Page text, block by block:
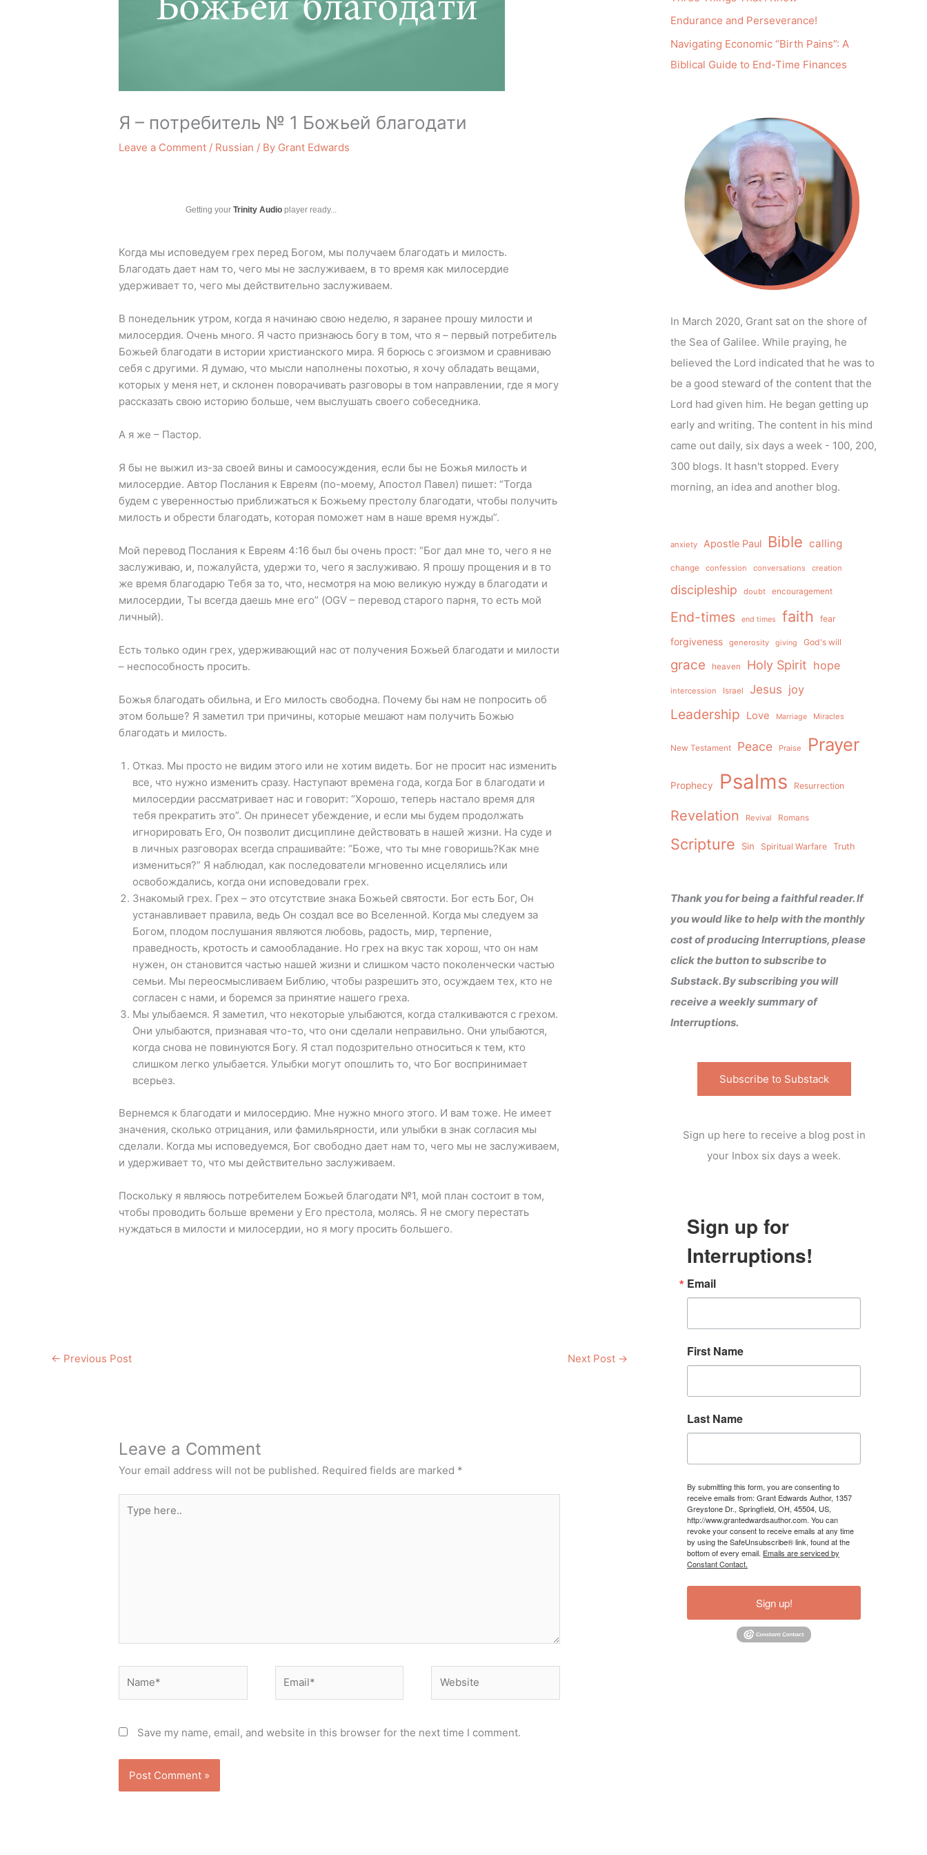
Я – потребитель № 1 Божьей благодати
Leave a Comment / Russian / By Grant Edwards
Getting yourTrinity Audio player ready...
Когда мы исповедуем грех перед Богом, мы получаем благодать и милость.
Благодать дает нам то, чего мы не заслуживаем, в то время как милосердие
удерживает то, чего мы действительно заслуживаем.
В понедельник утром, когда я начинаю свою неделю, я заранее прошу милости и
милосердия. Очень много. Я часто признаюсь богу в том, что я – первый потребитель
Божьей благодати в истории христианского мира. Я борюсь с эгоизмом и сравниваю
себя с другими. Я думаю, что мысли наполнены похотью, я хочу обладать вещами,
которых у меня нет, и склонен поворачивать разговоры в том направлении, где я могу
рассказать свою историю больше, чем выслушать своего собеседника.
А я же – Пастор.
Я бы не выжил из-за своей вины и самоосуждения, если бы не Божья милость и
милосердие. Автор Послания к Евреям (по-моему, Апостол Павел) пишет: “Тогда
будем с уверенностью приближаться к Божьему престолу благодати, чтобы получить
милость и обрести благодать, которая поможет нам в наше время нужды”.
Мой перевод Послания к Евреям 4:16 был бы очень прост: “Бог дал мне то, чего я не
заслуживаю, и, пожалуйста, удержи то, чего я заслуживаю. Я прошу прощения и в то
же время благодарю Тебя за то, что, несмотря на мою великую нужду в благодати и
милосердии, Ты всегда даешь мне его” (OGV – перевод старого парня, то есть мой
личный).
Есть только один грех, удерживающий нас от получения Божьей благодати и милости
– неспособность просить.
Божья благодать обильна, и Его милость свободна. Почему бы нам не попросить об
этом больше? Я заметил три причины, которые мешают нам получить Божью
благодать и милость.
Отказ. Мы просто не видим этого или не хотим видеть. Бог не просит нас изменить
все, что нужно изменить сразу. Наступают времена года, когда Бог в благодати и
милосердии рассматривает нас и говорит: “Хорошо, теперь настало время для
тебя прекратить это”. Он принесет убеждение, и если мы будем продолжать
игнорировать Его, Он позволит дисциплине действовать в нашей жизни. На суде и
в личных разговорах всегда спрашивайте: “Боже, что ты мне говоришь?Как мне
измениться?” Я наблюдал, как последователи мгновенно исцелялись или
освобождались, когда они исповедовали грех.
Знакомый грех. Грех – это отсутствие знака Божьей святости. Бог есть Бог, Он
устанавливает правила, ведь Он создал все во Вселенной. Когда мы следуем за
Богом, плодом послушания являются любовь, радость, мир, терпение,
праведность, кротость и самообладание. Но грех на вкус так хорош, что он нам
нужен, он становится частью нашей жизни и слишком часто поколенчески частью
семьи. Мы переосмысливаем Библию, чтобы разрешить это, осуждаем тех, кто не
согласен с нами, и боремся за принятие нашего греха.
Мы улыбаемся. Я заметил, что некоторые улыбаются, когда сталкиваются с грехом.
Они улыбаются, признавая что-то, что они сделали неправильно. Они улыбаются,
когда снова не повинуются Богу. Я стал подозрительно относиться к тем, кто
слишком легко улыбается. Улыбки могут опошлить то, что Бог воспринимает
всерьез.
Вернемся к благодати и милосердию. Мне нужно много этого. И вам тоже. Не имеет
значения, сколько отрицания, или фамильярности, или улыбки в знак согласия мы
сделали. Когда мы исповедуемся, Бог свободно дает нам то, чего мы не заслуживаем,
и удерживает то, что мы действительно заслуживаем.
Поскольку я являюсь потребителем Божьей благодати №1, мой план состоит в том,
чтобы проводить больше времени у Его престола, молясь. Я не смогу перестать
нуждаться в милости и милосердии, но я могу просить большего.
← Previous Post Next Post →
Leave a Comment
Your email address will not be published. Required fields are marked *
here..
Save my name, email, and website in this browser for the next time I comment.
Endurance and Perseverance!
Navigating Economic “Birth Pains”: A
Biblical Guide to End-Time Finances
In March 2020, Grant sat on the shore of
the Sea of Galilee. While praying, he
believed the Lord indicated that he was to
be a good steward of the content that the
Lord had given him. He began getting up
early and writing. The content in his mind
came out daily, six days a week - 100, 200,
300 blogs. It hasn't stopped. Every
morning, an idea and another blog.
anxiety Apostle Paul Bible calling
change confession conversations creation
discipleship doubt encouragement
End-times end times faith fear
forgiveness generosity giving God's will
grace heaven Holy Spirit hope
intercession Israel Jesus joy
Leadership Love Marriage Miracles
New Testament Peace Praise Prayer
Prophecy Psalms Resurrection
Revelation Revival Romans
Scripture Sin Spiritual Warfare Truth
Thank you for being a faithful reader. If
you would like to help with the monthly
cost of producing Interruptions, please
click the button to subscribe to
Substack. By subscribing you will
receive a weekly summary of
Interruptions.
Subscribe to Substack
Sign up here to receive a blog post in
your Inbox six days a week.
Sign up for
Interruptions!
Email
First Name
Last Name
By submitting this form, you are consenting to
receive emails from: Grant Edwards Author, 1357
Greystone Dr., Springfield, OH, 45504, US,
http://www.grantedwardsauthor.com. You can
revoke your consent to receive emails at any time
by using the SafeUnsubscribe® link, found at the
bottom of every email. Emails are serviced by
Constant Contact.
Sign up!